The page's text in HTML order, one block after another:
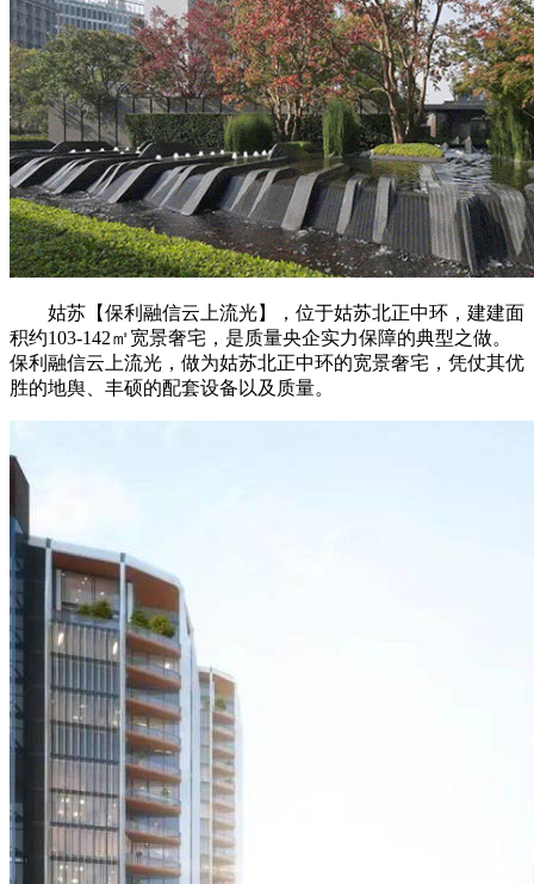
姑苏【保利融信云上流光】，位于姑苏北正中环，建建面
积约103-142㎡宽景奢宅，是质量央企实力保障的典型之做。
保利融信云上流光，做为姑苏北正中环的宽景奢宅，凭仗其优
胜的地舆、丰硕的配套设备以及质量。